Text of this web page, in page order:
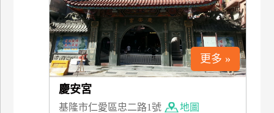
更多 »
慶安宮
基隆市仁愛區忠二路1號 地圖